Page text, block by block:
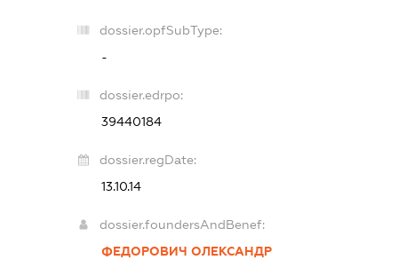
dossier.opfSubType:
-
dossier.edrpo:
39440184
dossier.regDate:
13.10.14
dossier.foundersAndBenef:
ФЕДОРОВИЧ ОЛЕКСАНДР